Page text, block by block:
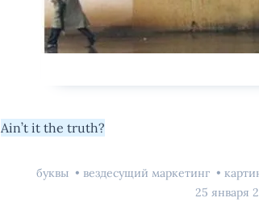
Ain’t it the truth?
буквы вездесущий маркетинг
25 января